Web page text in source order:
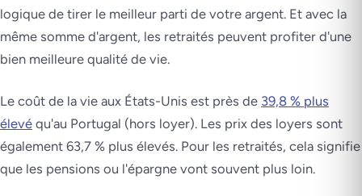
logique de tirer le meilleur parti de votre argent. Et avec la
même somme d'argent, les retraités peuvent profiter d'une
bien meilleure qualité de vie.
Le coût de la vie aux États-Unis est près de 39,8 % plus
élevé qu'au Portugal (hors loyer). Les prix des loyers sont
également 63,7 % plus élevés. Pour les retraités, cela signifie
que les pensions ou l'épargne vont souvent plus loin.